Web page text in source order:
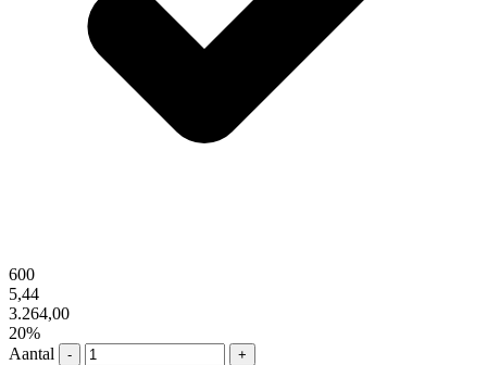
600
5,44
3.264,00
20%
Aantal
-
+